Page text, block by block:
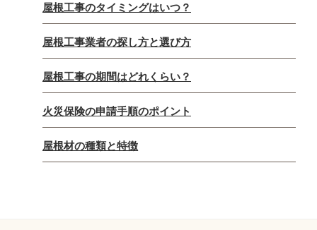
屋根工事のタイミングはいつ？
屋根工事業者の探し方と選び方
屋根工事の期間はどれくらい？
火災保険の申請手順のポイント
屋根材の種類と特徴